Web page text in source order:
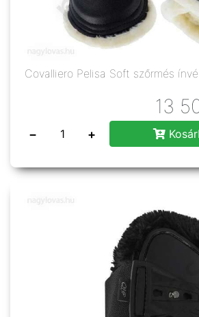
Covalliero Pelisa Soft szőrmés
13
− +